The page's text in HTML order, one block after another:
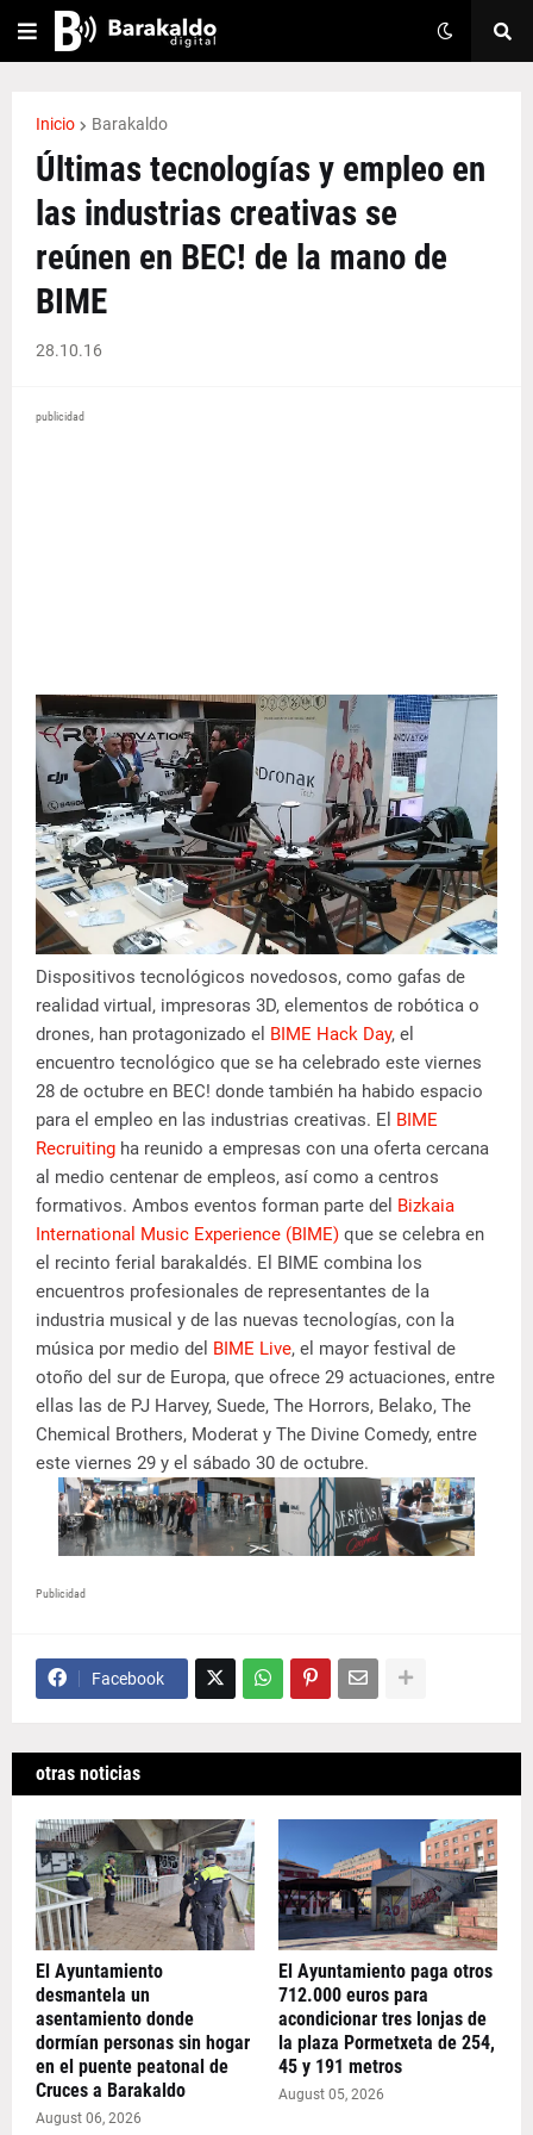
Inicio Barakaldo
Últimas tecnologías y empleo en
las industrias creativas se
reúnen en BEC! de la mano de
BIME
28.10.16
publicidad
Dispositivos tecnológicos novedosos, como gafas de
realidad virtual, impresoras 3D, elementos de robótica o
drones, han protagonizado el BIME Hack Day, el
encuentro tecnológico que se ha celebrado este viernes
28 de octubre en BEC! donde también ha habido espacio
para el empleo en las industrias creativas. El BIME
Recruiting ha reunido a empresas con una oferta cercana
al medio centenar de empleos, así como a centros
formativos. Ambos eventos forman parte del Bizkaia
International Music Experience (BIME) que se celebra en
el recinto ferial barakaldés. El BIME combina los
encuentros profesionales de representantes de la
industria musical y de las nuevas tecnologías, con la
música por medio del BIME Live, el mayor festival de
otoño del sur de Europa, que ofrece 29 actuaciones, entre
ellas las de PJ Harvey, Suede, The Horrors, Belako, The
Chemical Brothers, Moderat y The Divine Comedy, entre
este viernes 29 y el sábado 30 de octubre.
Publicidad
Facebook
otras noticias
El Ayuntamiento
desmantela un
asentamiento donde
dormían personas sin hogar
en el puente peatonal de
Cruces a Barakaldo
August 06, 2026
El Ayuntamiento paga otros
712.000 euros para
acondicionar tres lonjas de
la plaza Pormetxeta de 254,
45 y 191 metros
August 05, 2026